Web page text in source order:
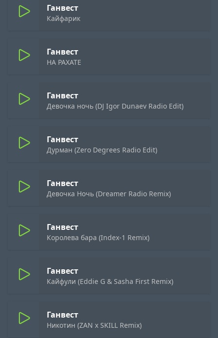
Ганвест
Кайфарик
Ганвест
НА РАХАТЕ
Ганвест
Девочка ночь (DJ Igor Dunaev Radio Edit)
Ганвест
Дурман (Zero Degrees Radio Edit)
Ганвест
Девочка Ночь (Dreamer Radio Remix)
Ганвест
Королева бара (Index-1 Remix)
Ганвест
Кайфули (Eddie G & Sasha First Remix)
Ганвест
Никотин (ZAN x SKILL Remix)